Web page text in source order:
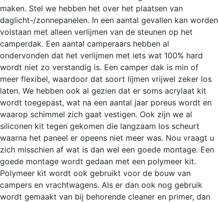
maken. Stel we hebben het over het plaatsen van
daglicht-/zonnepanelen. In een aantal gevallen kan worden
volstaan met alleen verlijmen van de steunen op het
camperdak. Een aantal camperaars hebben al
ondervonden dat het verlijmen met iets wat 100% hard
wordt niet zo verstandig is. Een camper dak is min of
meer flexibel, waardoor dat soort lijmen vrijwel zeker los
laten. We hebben ook al gezien dat er soms acrylaat kit
wordt toegepast, wat na een aantal jaar poreus wordt en
waarop schimmel zich gaat vestigen. Ook zijn we al
siliconen kit tegen gekomen die langzaam los scheurt
waarna het paneel er opeens niet meer was. Nou vraagt u
zich misschien af wat is dan wel een goede montage. Een
goede montage wordt gedaan met een polymeer kit.
Polymeer kit wordt ook gebruikt voor de bouw van
campers en vrachtwagens. Als er dan ook nog gebruik
wordt gemaakt van bij behorende cleaner en primer, dan